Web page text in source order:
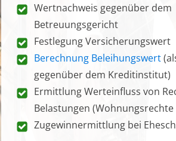
Wertnachweis gegenüber dem
Betreuungsgericht
Festlegung Versicherungswert
Berechnung Beleihungswert
gegenüber dem Kreditinstitut)
Ermittlung Werteinfluss von
Belastungen (Wohnungsrechte
Zugewinnermittlung bei